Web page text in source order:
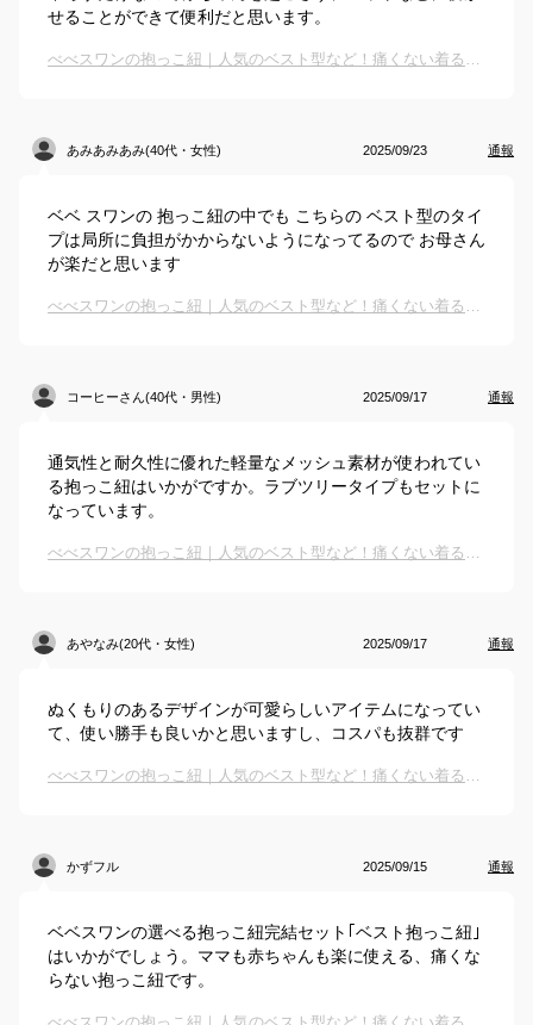
せることができて便利だと思います。
べべスワンの抱っこ紐｜人気のベスト型など！痛くない着るタイプの抱っこ紐のおすすめは？
あみあみあみ(40代・女性) 2025/09/23 通報
ベベ スワンの 抱っこ紐の中でも こちらの ベスト型のタイ
プは局所に負担がかからないようになってるので お母さん
が楽だと思います
べべスワンの抱っこ紐｜人気のベスト型など！痛くない着るタイプの抱っこ紐のおすすめは？
コーヒーさん(40代・男性) 2025/09/17 通報
通気性と耐久性に優れた軽量なメッシュ素材が使われてい
る抱っこ紐はいかがですか。ラブツリータイプもセットに
なっています。
べべスワンの抱っこ紐｜人気のベスト型など！痛くない着るタイプの抱っこ紐のおすすめは？
あやなみ(20代・女性) 2025/09/17 通報
ぬくもりのあるデザインが可愛らしいアイテムになってい
て、使い勝手も良いかと思いますし、コスパも抜群です
べべスワンの抱っこ紐｜人気のベスト型など！痛くない着るタイプの抱っこ紐のおすすめは？
かずフル 2025/09/15 通報
ベベスワンの選べる抱っこ紐完結セット｢ベスト抱っこ紐｣
はいかがでしょう。ママも赤ちゃんも楽に使える、痛くな
らない抱っこ紐です。